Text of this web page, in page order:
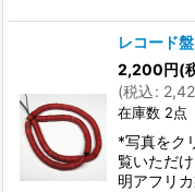
レコード
2,200円(
(税込:
在庫数 2点
*写真をク
覧いただ
明アフリ